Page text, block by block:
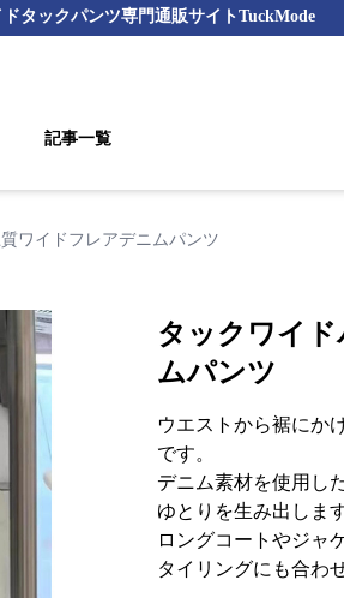
ドタックパンツ専門通販サイトTuckMode
記事一覧
ワイドフレアデニムパンツ
タックワイ
ムパンツ
ウエストから裾にか
です。
デニム素材を使用し
ゆとりを生み出します
ロングコートやジャ
タイリングにも合わ